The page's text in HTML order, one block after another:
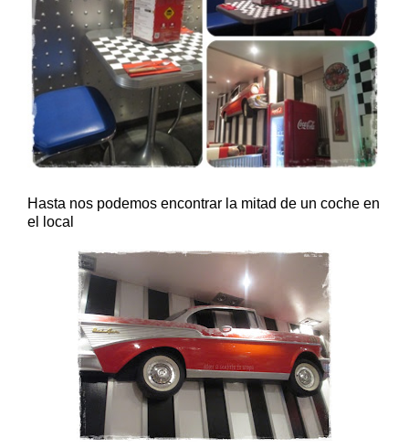
Hasta nos podemos encontrar la mitad de un coche en
el local